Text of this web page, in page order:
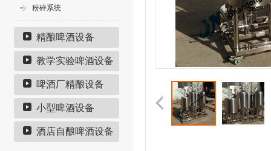
粉碎系统
精酿啤酒设备
教学实验啤酒设备
啤酒厂精酿设备
小型啤酒设备
酒店自酿啤酒设备